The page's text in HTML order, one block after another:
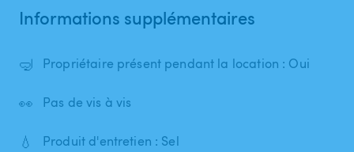
Informations supplémentaires
🤿 Propriétaire présent pendant la location : Oui
👀 Pas de vis à vis
💧 Produit d'entretien : Sel